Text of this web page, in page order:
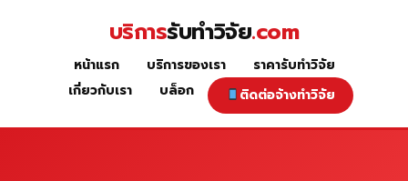
หน้าแรก
บริการรับทำวิจัย.com
หน้าแรก บริการของเรา
ราคารับทำวิจัย
เกี่ยวกับเรา
บล็อก ติดต่อจ้างทำวิจัย